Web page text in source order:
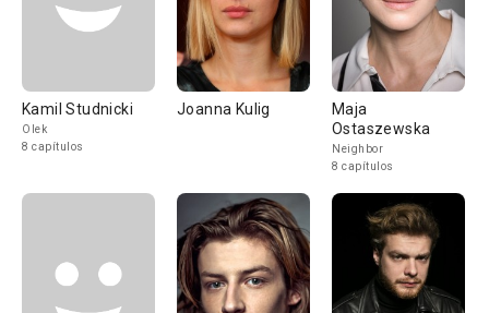
Kamil Studnicki
Olek
8 capítulos
Joanna Kulig
Maja
Ostaszewska
Neighbor
8 capítulos